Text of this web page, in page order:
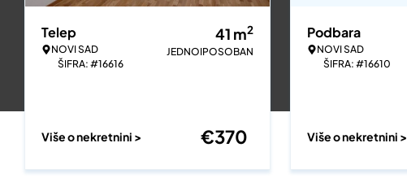
Telep
NOVI SAD
ŠIFRA: #16616
41 m2
JEDNOIPOSOBAN
Više o nekretnini > €370
Podbara
NOVI SAD
ŠIFRA: #16610
Više o nekretnini >